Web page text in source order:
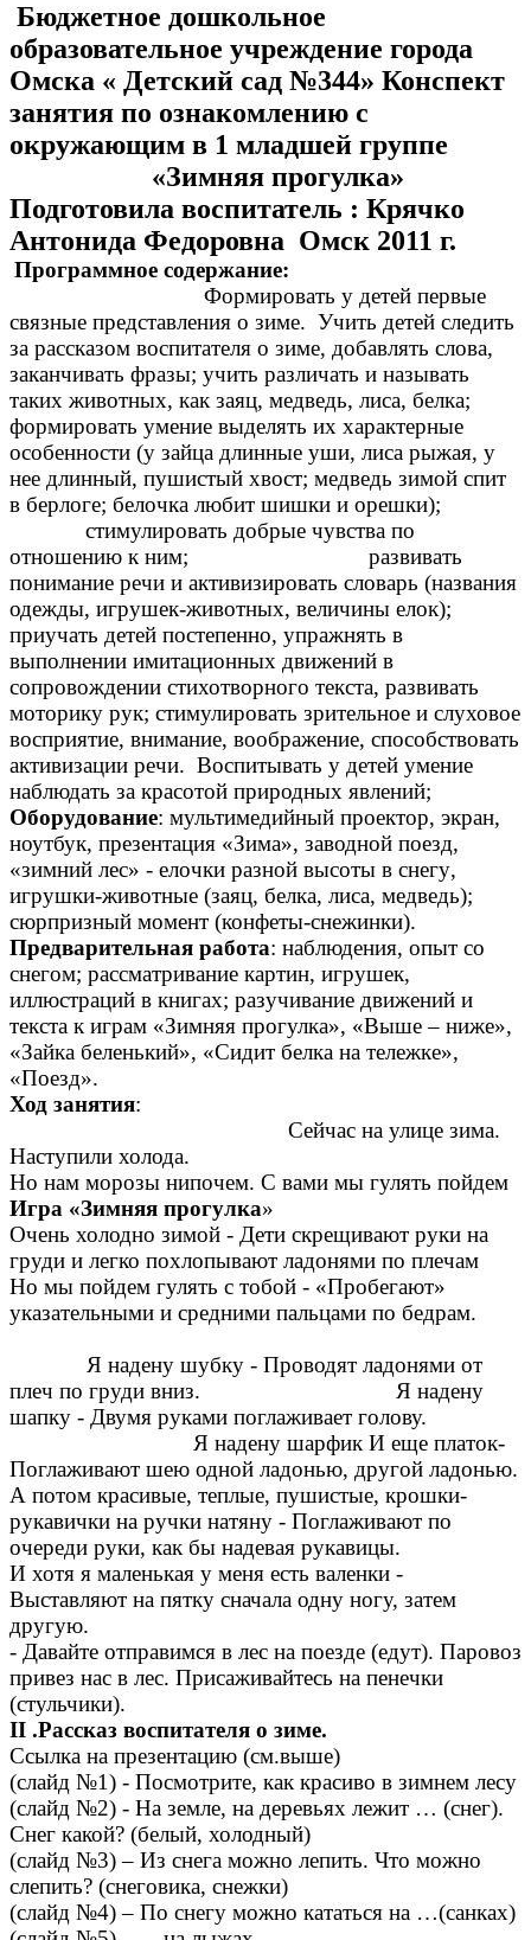
Бюджетное дошкольное
образовательное учреждение города
Омска « Детский сад №344» Конспект
занятия по ознакомлению с
окружающим в 1 младшей группе
«Зимняя прогулка»
Подготовила воспитатель : Крячко
Антонида Федоровна Омск 2011 г.
Программное содержание:
Формировать у детей первые
связные представления о зиме. Учить детей следить
за рассказом воспитателя о зиме, добавлять слова,
заканчивать фразы; учить различать и называть
таких животных, как заяц, медведь, лиса, белка;
формировать умение выделять их характерные
особенности (у зайца длинные уши, лиса рыжая, у
нее длинный, пушистый хвост; медведь зимой спит
в берлоге; белочка любит шишки и орешки);
стимулировать добрые чувства по
отношению к ним;
развивать
понимание речи и активизировать словарь (названия
одежды, игрушек-животных, величины елок);
приучать детей постепенно, упражнять в
выполнении имитационных движений в
сопровождении стихотворного текста, развивать
моторику рук; стимулировать зрительное и слуховое
восприятие, внимание, воображение, способствовать
активизации речи. Воспитывать у детей умение
наблюдать за красотой природных явлений;
Оборудование: мультимедийный проектор, экран,
ноутбук, презентация «Зима», заводной поезд,
«зимний лес» - елочки разной высоты в снегу,
игрушки-животные (заяц, белка, лиса, медведь);
сюрпризный момент (конфеты-снежинки).
Предварительная работа: наблюдения, опыт со
снегом; рассматривание картин, игрушек,
иллюстраций в книгах; разучивание движений и
текста к играм «Зимняя прогулка», «Выше – ниже»,
«Зайка беленький», «Сидит белка на тележке»,
«Поезд».
Ход занятия:
Сейчас на улице зима.
Наступили холода.
Но нам морозы нипочем. С вами мы гулять пойдем
Игра «Зимняя прогулка»
Очень холодно зимой - Дети скрещивают руки на
груди и легко похлопывают ладонями по плечам
Но мы пойдем гулять с тобой - «Пробегают»
указательными и средними пальцами по бедрам.
Я надену шубку - Проводят ладонями от
плеч по груди вниз. Я надену
шапку - Двумя руками поглаживает голову.
Я надену шарфик И еще платок-
Поглаживают шею одной ладонью, другой ладонью.
А потом красивые, теплые, пушистые, крошки-
рукавички на ручки натяну - Поглаживают по
очереди руки, как бы надевая рукавицы.
И хотя я маленькая у меня есть валенки -
Выставляют на пятку сначала одну ногу, затем
другую.
- Давайте отправимся в лес на поезде (едут). Паровоз
привез нас в лес. Присаживайтесь на пенечки
(стульчики).
ІІ .Рассказ воспитателя о зиме.
Ссылка на презентацию (см.выше)
(слайд №1) - Посмотрите, как красиво в зимнем лесу
(слайд №2) - На земле, на деревьях лежит … (снег).
Снег какой? (белый, холодный)
(слайд №3) – Из снега можно лепить. Что можно
слепить? (снеговика, снежки)
(слайд №4) – По снегу можно кататься на …(санках)